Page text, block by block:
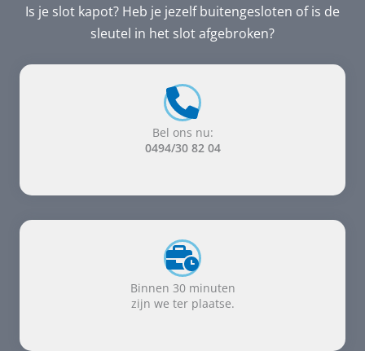
Is je slot kapot? Heb je jezelf buitengesloten of is de
sleutel in het slot afgebroken?
Bel ons nu:
0494/30 82 04
Binnen 30 minuten
zijn we ter plaatse.